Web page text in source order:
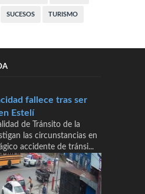
SUCESOS TURISMO
fallece tras ser
Estelí
de Tránsito de la
las circunstancias en
accidente de tránsi...